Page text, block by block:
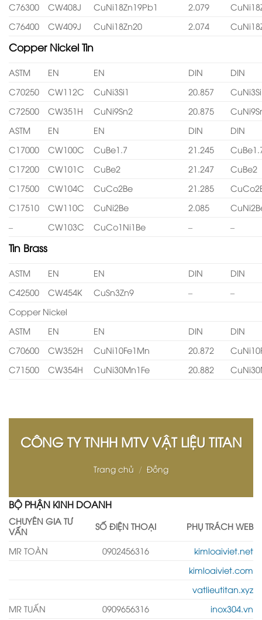
C76300
CW408J CuNi18Zn19Pb1 2.079
C76400
CW409J CuNi18Zn20 2.074
Copper Nickel Tin
ASTM EN EN DIN
DIN
C70250
CW112C CuNi3Si1 20.857
CuNi3Si
C72500
CW351H CuNi9Sn2 20.875
ASTM
EN EN DIN
DIN
C17000
CW100C CuBe1.7 21.245
C17200
CW101C CuBe2 21.247
CuBe2
C17500
CW104C CuCo2Be 21.285
C17510
CW110C CuNi2Be 2.085
–
CW103C CuCo1Ni1Be – –
Tin Brass
ASTM EN EN DIN
DIN
C42500
CW454K CuSn3Zn9 –
–
Copper Nickel
ASTM
EN EN DIN
DIN
C70600
CW352H CuNi10Fe1Mn 20.872
C71500
CW354H CuNi30Mn1Fe 20.882
CÔNG TY TNHH MTV VẬT LIỆU TITAN
Trang chủ / Đồng
BỘ PHẬN KINH DOANH
CHUYÊN GIA TƯ
VẤN
SỐ ĐIỆN THOẠI PHỤ TRÁCH WEB
MR TOÀN 0902456316
kimloaiviet.net
kimloaiviet.com
vatlieutitan.xyz
MR TUẤN
0909656316 inox304.vn